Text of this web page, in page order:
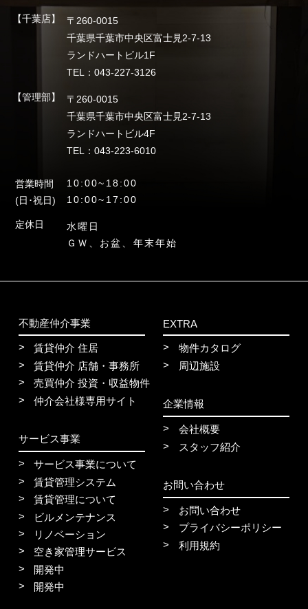
【千葉店】
〒260-0015
千葉県千葉市中央区富士見2-7-13
ランドハートビル1F
TEL：043-227-3126
【管理部】
〒260-0015
千葉県千葉市中央区富士見2-7-13
ランドハートビル4F
TEL：043-223-6010
営業時間
10:00~18:00
(日･祝日)
10:00~17:00
定休日
水曜日
ＧＷ、お盆、年末年始
不動産仲介事業
賃貸仲介 住居
賃貸仲介 店舗・事務所
売買仲介 投資・収益物件
仲介会社様専用サイト
サービス事業
サービス事業について
賃貸管理システム
賃貸管理について
ビルメンテナンス
リノベーション
空き家管理サービス
開発中
開発中
EXTRA
物件カタログ
周辺施設
企業情報
会社概要
スタッフ紹介
お問い合わせ
お問い合わせ
プライバシーポリシー
利用規約